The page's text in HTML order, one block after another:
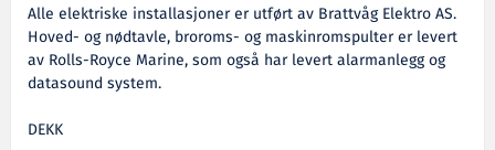
Alle elektriske installasjoner er utført av Brattvåg Elektro AS.
Hoved- og nødtavle, broroms- og maskinromspulter er levert
av Rolls-Royce Marine, som også har levert alarmanlegg og
datasound system.
DEKK